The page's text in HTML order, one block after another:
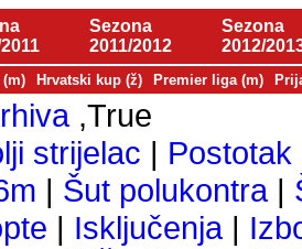
Sezona
2011/2012
Sezona
2012/
(m) Hrvatski kup (ž) Premier liga (m)
,True
strijelac | Postotak
| Šut polukontra|
| Isključenja|